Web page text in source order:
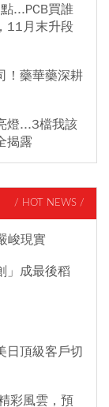
...PCB買誰
11月末升段
！藥華藥深耕
燈...3檔我該
揭露
/ HOT NEWS /
峻現實
」成最後稻
日頂級客戶切
彩風雲，預